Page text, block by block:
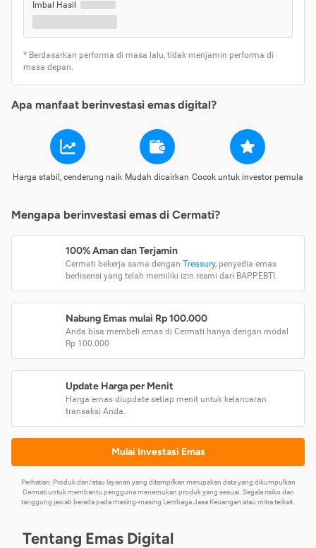
Imbal Hasil
* Berdasarkan performa di masa lalu, tidak menjamin performa di
masa depan.
Apa manfaat berinvestasi emas digital?
Harga stabil, cenderung naik Mudah dicairkan Cocok untuk investor pemula
Mengapa berinvestasi emas di Cermati?
100% Aman dan Terjamin
Cermati bekerja sama dengan Treasury, penyedia emas
berlisensi yang telah memiliki izin resmi dari BAPPEBTI.
Nabung Emas mulai Rp 100.000
Anda bisa membeli emas di Cermati hanya dengan modal
Rp 100.000
Update Harga per Menit
Harga emas diupdate setiap menit untuk kelancaran
transaksi Anda.
Mulai Investasi Emas
Perhatian: Produk dan/atau layanan yang ditampilkan merupakan data yang dikumpulkan
Cermati untuk membantu pengguna menemukan produk yang sesuai. Segala risiko dan
tanggung jawab berada pada masing-masing Lembaga Jasa Keuangan atau mitra terkait.
Tentang Emas Digital